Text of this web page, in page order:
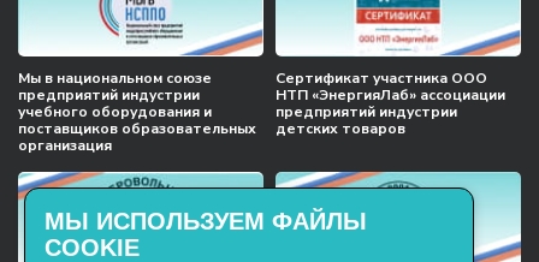
Мы в национальном союзе
предприятий индустрии
учебного оборудования и
поставщиков образовательных
организация
Сертификат участника ООО
НТП «ЭнергияЛаб» ассоциации
предприятий индустрии
детских товаров
МЫ ИСПОЛЬЗУЕМ ФАЙЛЫ
COOKIE